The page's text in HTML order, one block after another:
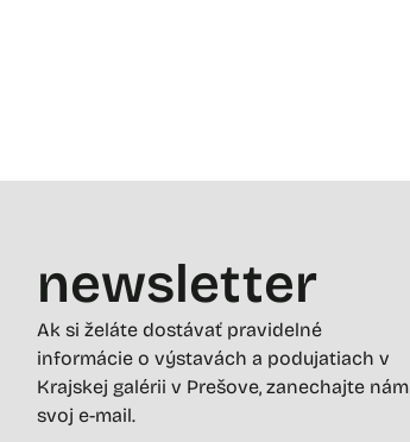
newsletter
Ak si želáte dostávať pravidelné
informácie o výstavách a podujatiach v
Krajskej galérii v Prešove, zanechajte nám
svoj e-mail.